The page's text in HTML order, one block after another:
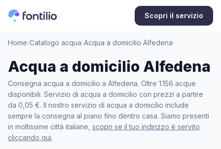
Scopri il servizio
Home›Catalogo acqua›Acqua a domicilio Alfedena›
Acqua a domicilio Alfedena
Consegna acqua a domicilio a Alfedena. Oltre 1.156 acque
disponibili. Servizio di acqua a domicilio con prezzi a partire
da 0,05 €. Il nostro servizio di acqua a domicilio include
sempre la consegna al piano fino dentro casa. Siamo presenti
in moltissime città italiane, scopri se il tuo indirizzo è servito
cliccando qui.